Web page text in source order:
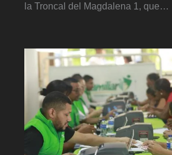
la Troncal del Magdalena 1, que…